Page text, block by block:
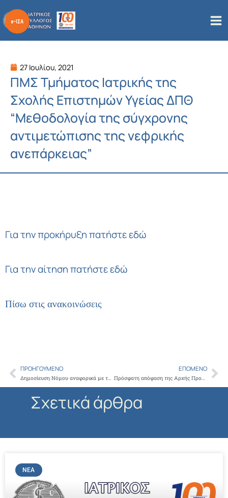
στο
περιεχόμενο
27 Ιουλίου, 2021
ΠΜΣ Τμήματος Ιατρικής της
Σχολής Επιστημών Υγείας ΔΠΘ
“Μεθοδολογία της σύγχρονης
αντιμετώπισης της νεφρικής
ανεπάρκειας”
Για την προκήρυξη πατήστε εδώ
Για την αίτηση πατήστε εδώ
Πίσω στις ανακοινώσεις
Prev
ΠΡΟΗΓΟΎΜΕΝΟ
Δημοσίευση Νόμου αναφορικά με τον υποχρεωτικό εμβολιασμό
ΕΠΌΜΕΝΟ
Πρόσφατη απόφαση της Αρχής Προστασίας Δεδομένων Προσωπικού Χαρακτήρα σχετικά με την υποχρέωση τήρησης του ιατρικού φακέλου και το δικαίωμα πρόσβασης σε αυτό
Σχετικά άρθρα
ΝΈΑ